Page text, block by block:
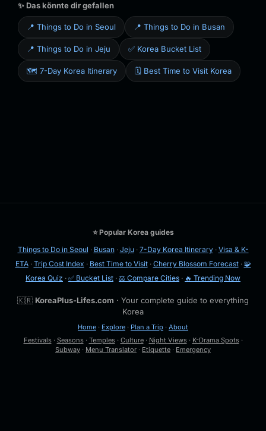
✨ Das könnte dir gefallen
📍 Things to Do in Seoul 📍 Things to Do in Busan
📍 Things to Do in Jeju ✅ Korea Bucket List
🗺️ 7-Day Korea Itinerary 🗓️ Best Time to Visit Korea
⭐ Popular Korea guides
Things to Do in Seoul · Busan· Jeju· 7-Day Korea Itinerary· Visa & K-
ETA· Trip Cost Index · Best Time to Visit· Cherry Blossom Forecast· 🧩
Korea Quiz · ✅ Bucket List · ⚖️ Compare Cities · 🔥 Trending Now
🇰🇷 KoreaPlus-Lifes.com · Your complete guide to everything
Korea
Home · Explore · Plan a Trip · About
Festivals· Seasons· Temples· Culture· Night Views· K-Drama Spots·
Subway · Menu Translator · Etiquette · Emergency